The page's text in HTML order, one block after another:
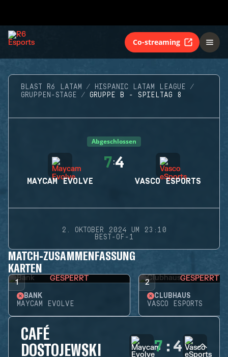
Co-streaming
BLAST R6 LATAM
HISPANIC LATAM LEAGUE
GRUPPEN-STAGE
GRUPPE B - SPIELTAG 8
Abgeschlossen
MAYCAM EVOLVE
7:4
VASCO ESPORTS
2. OKTOBER 2024 UM 23:10
BEST-OF-1
MATCH-ZUSAMMENFASSUNG
KARTEN
1 GESPERRT
BANK
MAYCAM EVOLVE
2 GESPERRT
CLUBHAUS
VASCO ESPORTS
CAFÉ
DOSTOJEWSKI
7 : 4